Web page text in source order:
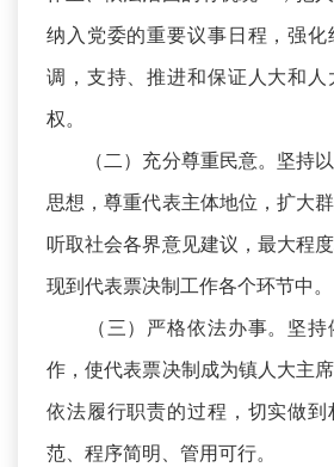
纳入党委的重要议事日程，强
调，支持、推进和保证人大和
权。
（二）充分尊重民意。坚持以
思想，尊重代表主体地位，扩大
听取社会各界意见建议，最大程
现到代表票决制工作各个环节中。
（三）严格依法办事。坚持
作，使代表票决制成为镇人大主席
依法履行职责的过程，切实做
范、程序简明、管用可行。